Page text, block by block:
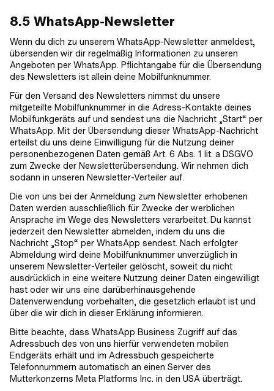
8.5 WhatsApp-Newsletter
Wenn du dich zu unserem WhatsApp-Newsletter anmeldest,
übersenden wir dir regelmäßig Informationen zu unseren
Angeboten per WhatsApp. Pflichtangabe für die Übersendung
des Newsletters ist allein deine Mobilfunknummer.
Für den Versand des Newsletters nimmst du unsere
mitgeteilte Mobilfunknummer in die Adress-Kontakte deines
Mobilfunkgeräts auf und sendest uns die Nachricht „Start“ per
WhatsApp. Mit der Übersendung dieser WhatsApp-Nachricht
erteilst du uns deine Einwilligung für die Nutzung deiner
personenbezogenen Daten gemäß Art. 6 Abs. 1 lit. a DSGVO
zum Zwecke der Newsletterübersendung. Wir nehmen dich
sodann in unseren Newsletter-Verteiler auf.
Die von uns bei der Anmeldung zum Newsletter erhobenen
Daten werden ausschließlich für Zwecke der werblichen
Ansprache im Wege des Newsletters verarbeitet. Du kannst
jederzeit den Newsletter abmelden, indem du uns die
Nachricht „Stop“ per WhatsApp sendest. Nach erfolgter
Abmeldung wird deine Mobilfunknummer unverzüglich in
unserem Newsletter-Verteiler gelöscht, soweit du nicht
ausdrücklich in eine weitere Nutzung deiner Daten eingewilligt
hast oder wir uns eine darüberhinausgehende
Datenverwendung vorbehalten, die gesetzlich erlaubt ist und
über die wir dich in dieser Erklärung informieren.
Bitte beachte, dass WhatsApp Business Zugriff auf das
Adressbuch des von uns hierfür verwendeten mobilen
Endgeräts erhält und im Adressbuch gespeicherte
Telefonnummern automatisch an einen Server des
Mutterkonzerns Meta Platforms Inc. in den USA überträgt.